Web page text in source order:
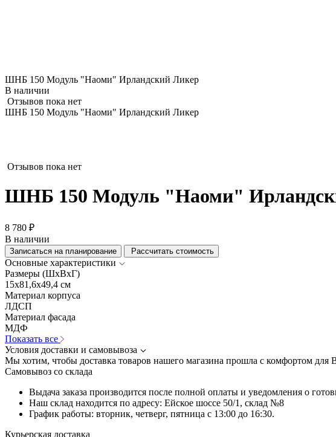
ШНБ 150 Модуль "Наоми" Ирландский Ликер
В наличии
Отзывов пока нет
ШНБ 150 Модуль "Наоми" Ирландский Ликер
Отзывов пока нет
ШНБ 150 Модуль "Наоми"
8 780 ₽
В наличии
Записаться на планирование Рассчитать стоимость
Основные характеристики
Размеры (ШхВхГ)
15x81,6x49,4 см
Материал корпуса
ЛДСП
Материал фасада
МДФ
Показать все
Условия доставки и самовывоза
Мы хотим, чтобы доставка товаров нашего магазина прошла с комфортом для
Самовывоз со склада
Выдача заказа производится после полной оплаты и уведомления о
Наш склад находится по адресу: Ейское шоссе 50/1, склад №8
График работы: вторник, четверг, пятница с 13:00 до 16:30.
Курьерская доставка